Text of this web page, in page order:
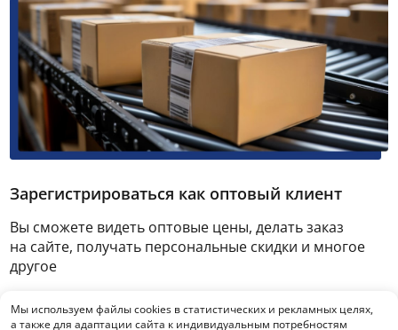
Зарегистрироваться как оптовый клиент
Вы сможете видеть оптовые цены, делать заказ
на сайте, получать персональные скидки и многое
другое
Зарегистрироваться
Мы используем файлы cookies в статистических и рекламных целях,
а также для адаптации сайта к индивидуальным потребностям